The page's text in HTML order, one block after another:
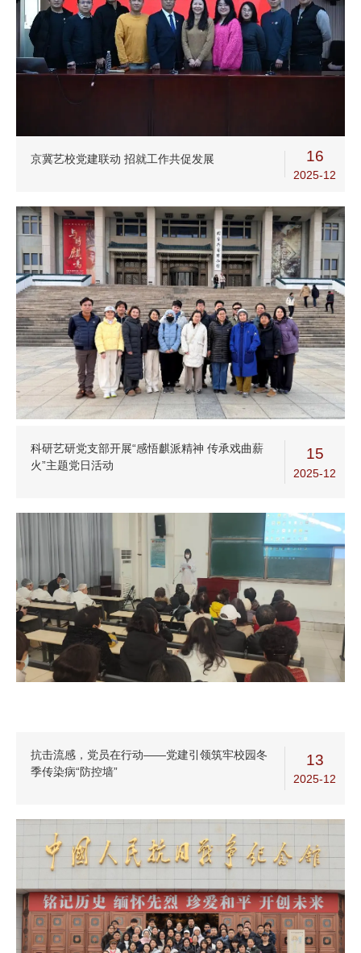
京冀艺校党建联动 招就工作共促发展 16
2025-12
科研艺研党支部开展“感悟麒派精神 传承戏曲薪
火”主题党日活动
15
2025-12
抗击流感，党员在行动——党建引领筑牢校园冬
季传染病“防控墙”
13
2025-12